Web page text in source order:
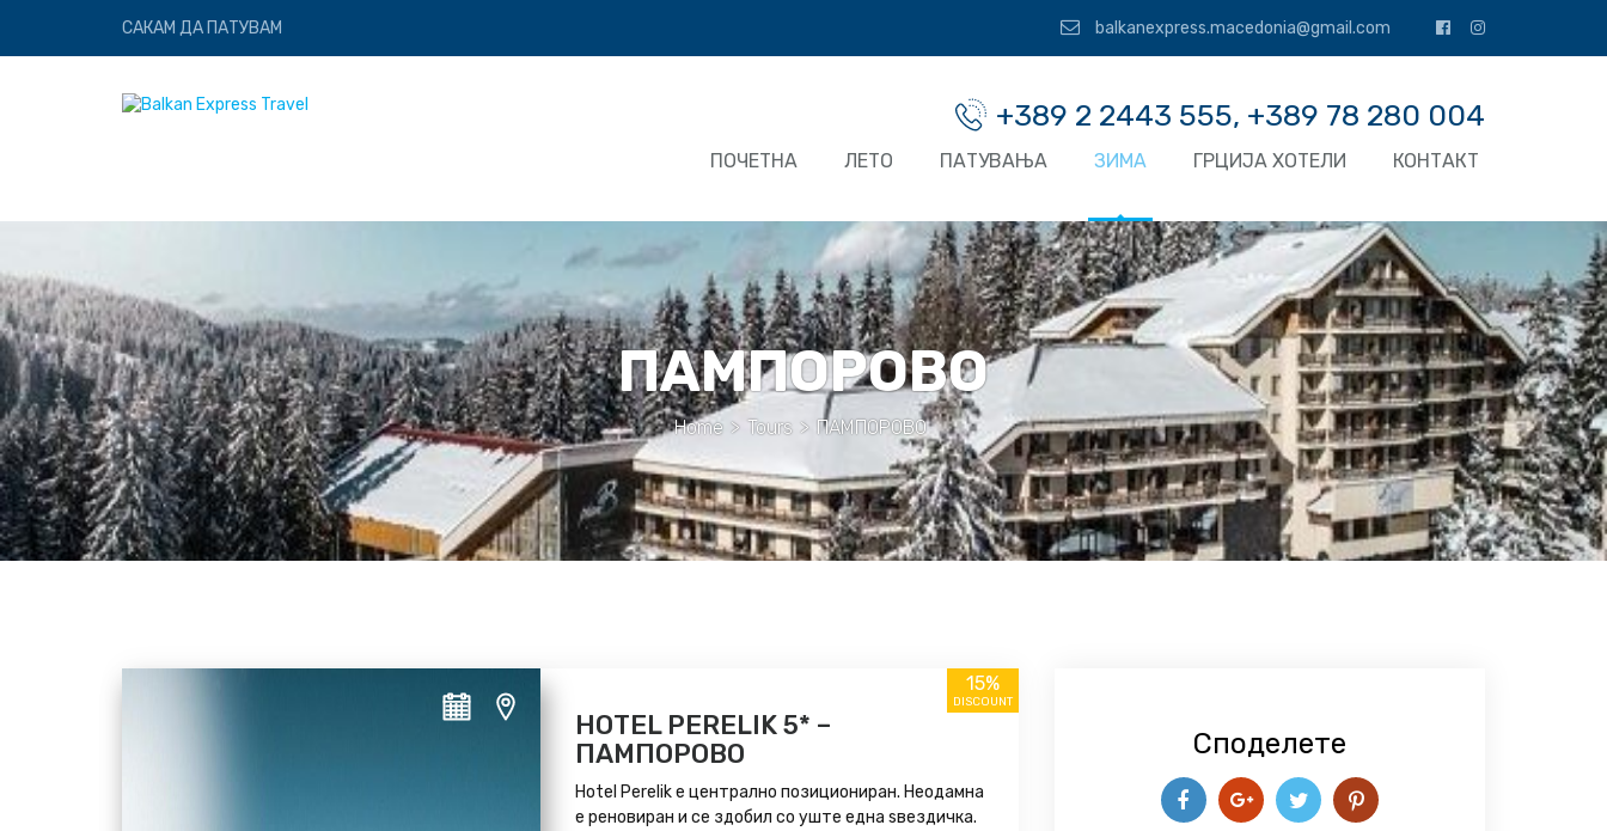
САКАМ ДА ПАТУВАМ balkanexpress.macedonia@gmail.com
+389 2 2443 555, +389 78 280 004
ПОЧЕТНА ЛЕТО ПАТУВАЊА ЗИМА ГРЦИЈА ХОТЕЛИ КОНТАКТ
ПАМПОРОВО
Home > Tours > ПАМПОРОВО
HOTEL PERELIK 5* –
ПАМПОРОВО
Hotel Perelik е централно позициониран. Неодамна
е реновиран и се здобил со уште една ѕвездичка.
15%
DISCOUNT
Споделете